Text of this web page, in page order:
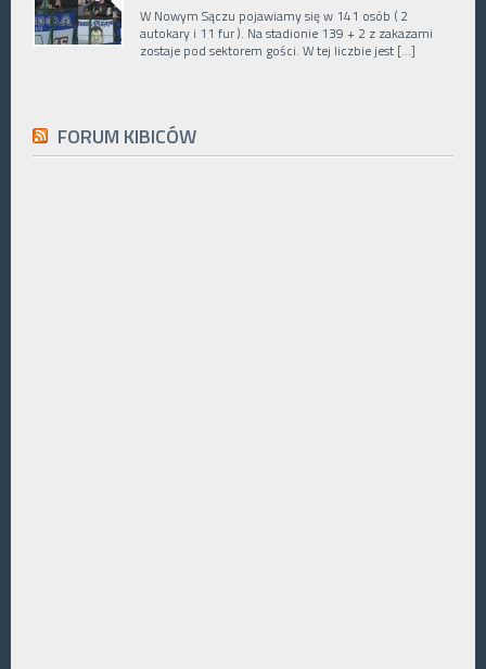
W Nowym Sączu pojawiamy się w 141 osób ( 2
autokary i 11 fur ). Na stadionie 139 + 2 z zakazami
zostaje pod sektorem gości. W tej liczbie jest […]
FORUM KIBICÓW